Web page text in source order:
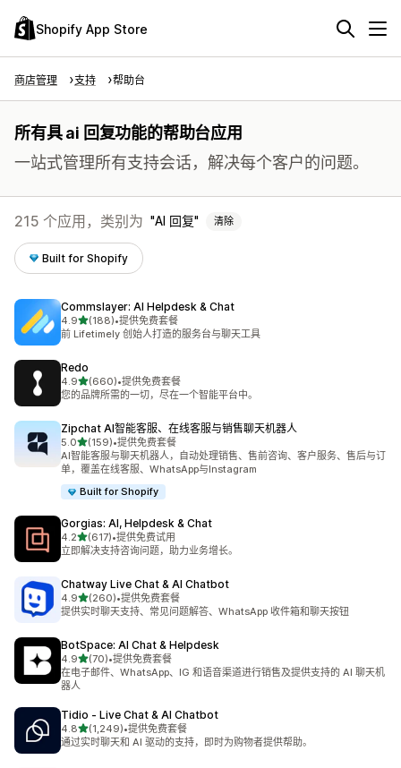
Shopify App Store
商店管理 支持 帮助台
所有具 ai 回复功能的帮助台应用
一站式管理所有支持会话，解决每个客户的问题。
215 个应用，类别为 AI 回复 清除
Built for Shopify
Commslayer: AI Helpdesk & Chat
4.9星（满分 5 星）
(188)
总共 188 条评论
•提供免费套餐
前 Lifetimely 创始人打造的服务台与聊天工具
Redo
4.9星（满分 5 星）
(660)
总共 660 条评论
•提供免费套餐
您的品牌所需的一切，尽在一个智能平台中。
Zipchat AI智能客服、在线客服与销售聊天机器人
5.0星（满分 5 星）
(159)
总共 159 条评论
•提供免费套餐
AI智能客服与聊天机器人，自动处理销售、售前咨询、客户服务、售后与订
单，覆盖在线客服、WhatsApp与Instagram
Built for Shopify
Gorgias: AI, Helpdesk & Chat
4.2星（满分 5 星）
(617)
总共 617 条评论
•提供免费试用
立即解决支持咨询问题，助力业务增长。
Chatway Live Chat & AI Chatbot
4.9星（满分 5 星）
(260)
总共 260 条评论
•提供免费套餐
提供实时聊天支持、常见问题解答、WhatsApp 收件箱和聊天按钮
BotSpace: AI Chat & Helpdesk
4.9星（满分 5 星）
(70)
总共 70 条评论
•提供免费套餐
在电子邮件、WhatsApp、IG 和语音渠道进行销售及提供支持的 AI 聊天机
器人
Tidio ‑ Live Chat & AI Chatbot
4.8星（满分 5 星）
(1,249)
总共 1249 条评论
•提供免费套餐
通过实时聊天和 AI 驱动的支持，即时为购物者提供帮助。